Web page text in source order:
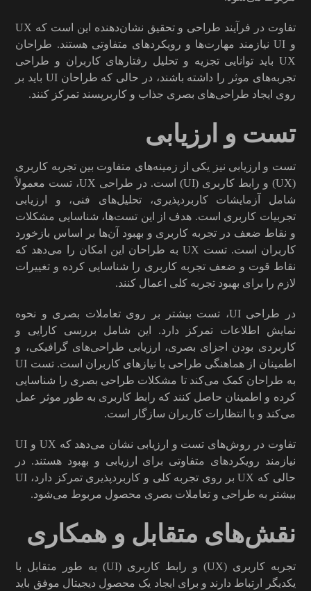
تفاوت در فرآیند طراحی و تحقیق نشان‌دهنده این است که UX
و UI نیازمند مهارت‌ها و رویکردهای متفاوتی هستند. طراحان
UX باید توانایی تجزیه و تحلیل رفتارهای کاربران و طراحی
تجربه‌های موثر را داشته باشند، در حالی که طراحان UI باید بر
روی ایجاد طراحی‌های بصری جذاب و کاربرپسند تمرکز کنند.
تست و ارزیابی
تست و ارزیابی نیز یکی از زمینه‌های متفاوت بین تجربه کاربری
(UX) و رابط کاربری (UI) است. در طراحی UX، تست معمولاً
شامل آزمایشات کاربردپذیری، تحلیل‌های فنی، و ارزیابی
تجربیات کاربری است. هدف از این تست‌ها، شناسایی مشکلات
و نقاط ضعف در تجربه کاربری و بهبود آن‌ها بر اساس بازخورد
کاربران است. تست UX به طراحان این امکان را می‌دهد که
نقاط قوت و ضعف تجربه کاربری را شناسایی کرده و تغییرات
لازم را برای بهبود تجربه کلی اعمال کنند.
در طراحی UI، تست بیشتر بر روی تعاملات بصری و نحوه
نمایش اطلاعات تمرکز دارد. این شامل بررسی کارایی و
کاربردی بودن اجزای بصری، ارزیابی طراحی‌های گرافیکی، و
اطمینان از هماهنگی طراحی با نیازهای کاربران است. تست UI
به طراحان کمک می‌کند تا مشکلات طراحی بصری را شناسایی
کرده و اطمینان حاصل کنند که رابط کاربری به طور موثر عمل
می‌کند و با انتظارات کاربران سازگار است.
تفاوت در روش‌های تست و ارزیابی نشان می‌دهد که UX و UI
نیازمند رویکردهای متفاوتی برای ارزیابی و بهبود هستند. در
حالی که UX بر روی تجربه کلی و کاربردپذیری تمرکز دارد، UI
بیشتر به طراحی و تعاملات بصری محصول مربوط می‌شود.
نقش‌های متقابل و همکاری
تجربه کاربری (UX) و رابط کاربری (UI) به طور متقابل با
یکدیگر ارتباط دارند و برای ایجاد یک محصول دیجیتال موفق باید